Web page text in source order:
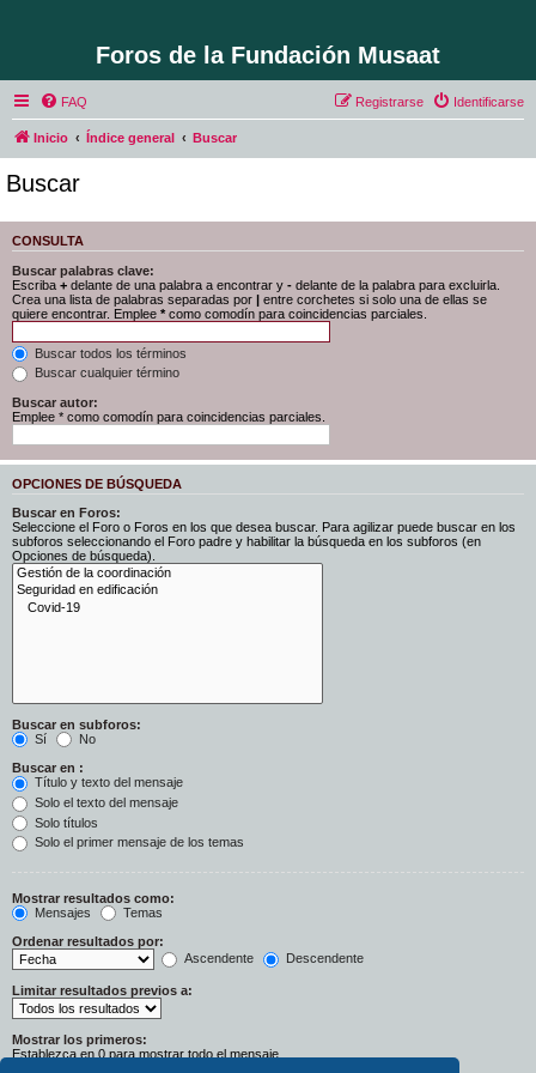
Foros de la Fundación Musaat
FAQ Identificarse
Registrarse
Inicio Índice general Buscar
Buscar
CONSULTA
Buscar palabras clave:
Escriba + delante de una palabra a encontrar y - delante de la palabra para excluirla.
Crea una lista de palabras separadas por | entre corchetes si solo una de ellas se
quiere encontrar. Emplee * como comodín para coincidencias parciales.
Buscar todos los términos
Buscar cualquier término
Buscar autor:
Emplee * como comodín para coincidencias parciales.
OPCIONES DE BÚSQUEDA
Buscar en Foros:
Seleccione el Foro o Foros en los que desea buscar. Para agilizar puede buscar en los
subforos seleccionando el Foro padre y habilitar la búsqueda en los subforos (en
Opciones de búsqueda).
Buscar en subforos:
Sí
No
Buscar en :
Título y texto del mensaje
Solo el texto del mensaje
Solo títulos
Solo el primer mensaje de los temas
Mostrar resultados como:
Mensajes
Temas
Ordenar resultados por:
Ascendente
Descendente
Limitar resultados previos a:
Mostrar los primeros:
Establezca en 0 para mostrar todo el mensaje.